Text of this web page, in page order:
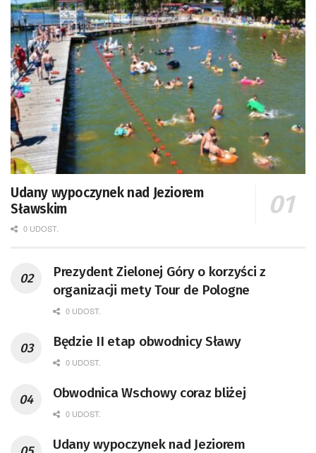
Udany wypoczynek nad Jeziorem
Sławskim
0 UDOST.
Prezydent Zielonej Góry o korzyści z
organizacji mety Tour de Pologne
0 UDOST.
Będzie II etap obwodnicy Sławy
0 UDOST.
Obwodnica Wschowy coraz bliżej
0 UDOST.
Udany wypoczynek nad Jeziorem